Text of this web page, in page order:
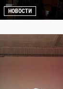
НОВОСТИ